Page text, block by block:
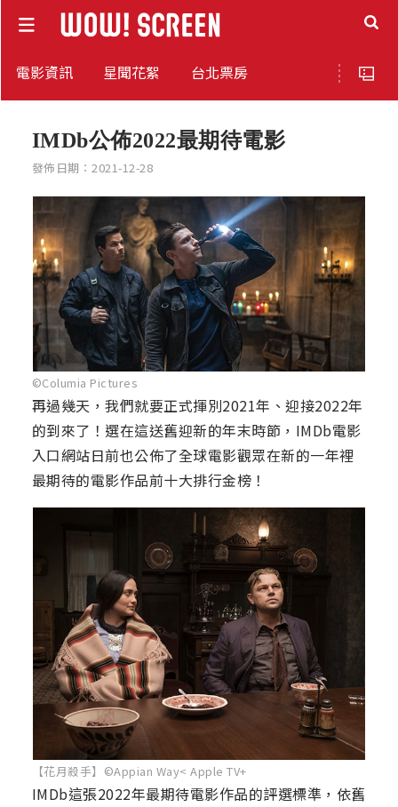
電影資訊 星聞花絮 台北票房
IMDb公佈2022最期待電影
發佈日期：2021-12-28
©Columia Pictures
再過幾天，我們就要正式揮別2021年、迎接2022年
的到來了！選在這送舊迎新的年末時節，IMDb電影
入口網站日前也公佈了全球電影觀眾在新的一年裡
最期待的電影作品前十大排行金榜！
【花月殺手】©Appian Way< Apple TV+
IMDb這張2022年最期待電影作品的評選標準，依舊